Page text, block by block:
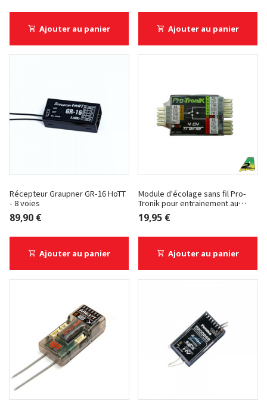
Ajouter au panier Ajouter au panier
Récepteur Graupner GR-16 HoTT
- 8 voies
89,90 €
Ajouter au panier
Module d'écolage sans fil Pro-
Tronik pour entrainement au
pilotage
19,95 €
Ajouter au panier